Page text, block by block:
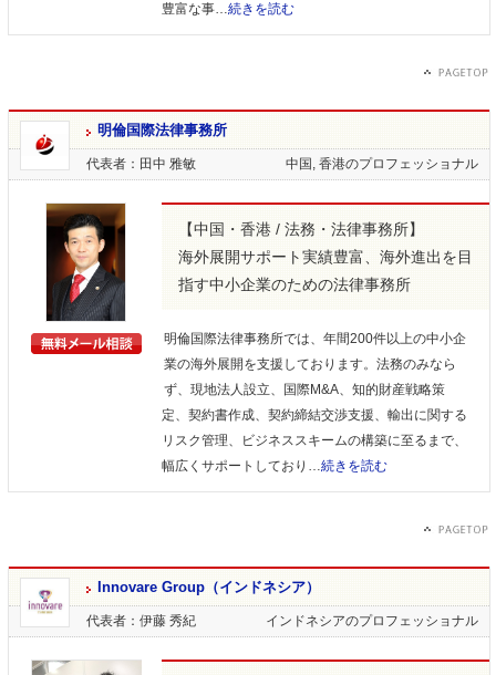
豊富な事… 続きを読む
明倫国際法律事務所
中国, 香港のプロフェッショナル
代表者：田中 雅敏
【中国・香港 / 法務・法律事務所】
海外展開サポート実績豊富、海外進出を目
指す中小企業のための法律事務所
明倫国際法律事務所では、年間200件以上の中小企
業の海外展開を支援しております。法務のみなら
ず、現地法人設立、国際M&A、知的財産戦略策
定、契約書作成、契約締結交渉支援、輸出に関する
リスク管理、ビジネススキームの構築に至るまで、
幅広くサポートしており… 続きを読む
Innovare Group（インドネシア）
インドネシアのプロフェッショナル
代表者：伊藤 秀紀